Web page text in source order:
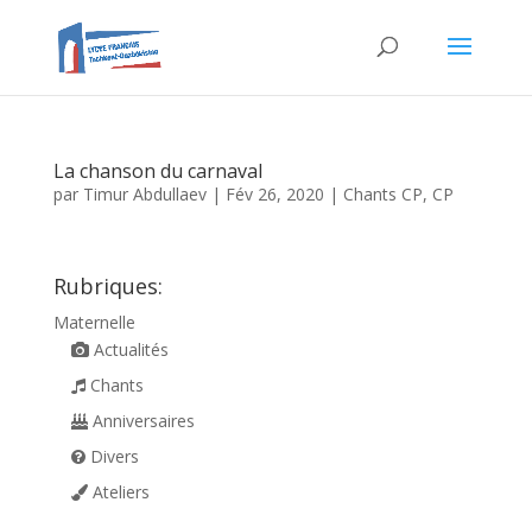
La chanson du carnaval
par Timur Abdullaev| Fév 26, 2020 | Chants CP, CP
Rubriques:
Maternelle
Actualités
Chants
Anniversaires
Divers
Ateliers